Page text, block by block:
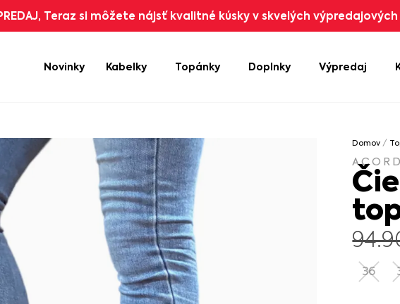
Teraz si môžete nájsť kvalitné kúsky v skvelých
Novinky Kabelky Topánky Doplnky Výpredaj
Domov /
ACORD
36